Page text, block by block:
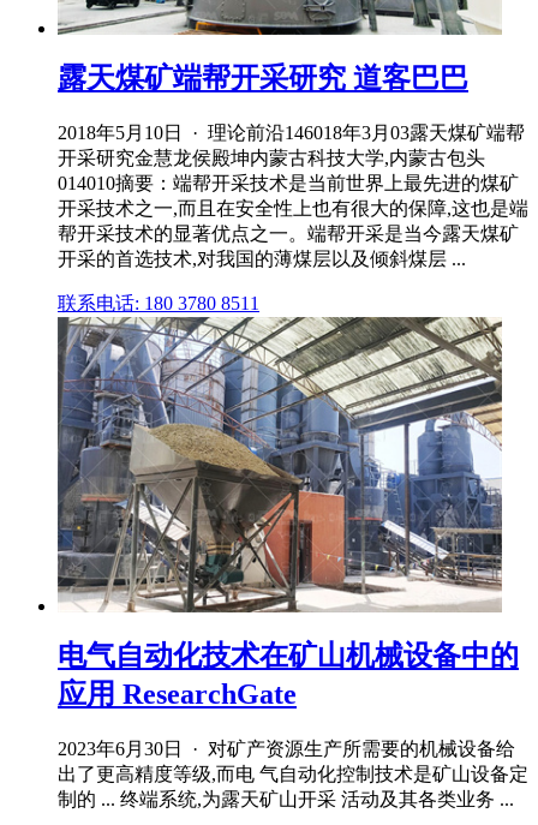
露天煤矿端帮开采研究 道客巴巴
2018年5月10日 · 理论前沿146018年3月03露天煤矿端帮
开采研究金慧龙侯殿坤内蒙古科技大学,内蒙古包头
014010摘要：端帮开采技术是当前世界上最先进的煤矿
开采技术之一,而且在安全性上也有很大的保障,这也是端
帮开采技术的显著优点之一。端帮开采是当今露天煤矿
开采的首选技术,对我国的薄煤层以及倾斜煤层 ...
联系电话: 180 3780 8511
电气自动化技术在矿山机械设备中的
应用 ResearchGate
2023年6月30日 · 对矿产资源生产所需要的机械设备给
出了更高精度等级,而电 气自动化控制技术是矿山设备定
制的 ... 终端系统,为露天矿山开采 活动及其各类业务 ...